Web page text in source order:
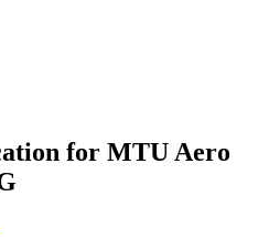
for MTU Aero